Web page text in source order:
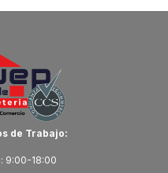
de Trabajo:
9:00-18:00